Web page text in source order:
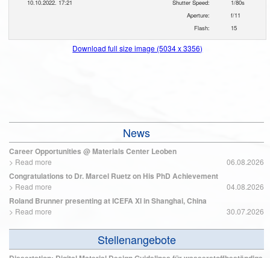
10.10.2022. 17:21
Shutter Speed:
1/80s
Aperture:
f/11
Flash:
15
Download full size image (5034 x 3356)
News
Career Opportunities @ Materials Center Leoben
> Read more 06.08.2026
Congratulations to Dr. Marcel Ruetz on His PhD Achievement
> Read more 04.08.2026
Roland Brunner presenting at ICEFA XI in Shanghai, China
> Read more 30.07.2026
Stellenangebote